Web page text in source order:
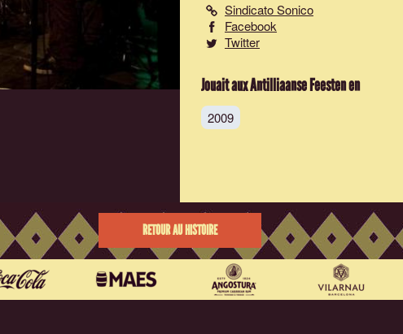
Sindicato Sonico
Facebook
Twitter
Jouait aux Antilliaanse Feesten en
2009
RETOUR AU HISTOIRE